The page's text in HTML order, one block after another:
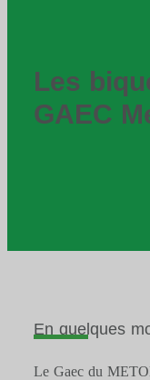
Les
GAEC
En quelques
Le Gaec du